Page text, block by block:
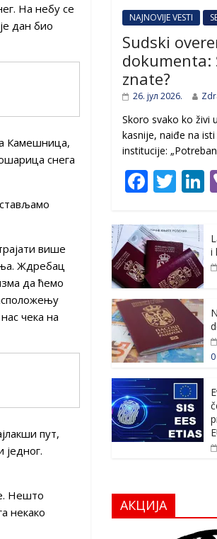
На небу се
дан био
Камешница,
снега
више
Ждребац
да ћемо
чека на
пут,
Нешто
некако
NAJNOVIJE VESTI
Sudski
dokumenta:
znate?
26. јул 2026.
Skoro svako ko živi
kasnije, naiđe na
institucije:
F
e
b
o
o
k
T
itt
er e
i
0
АКЦИЈА